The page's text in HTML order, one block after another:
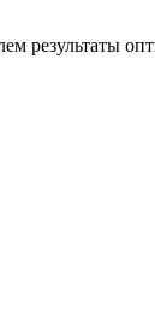
результаты